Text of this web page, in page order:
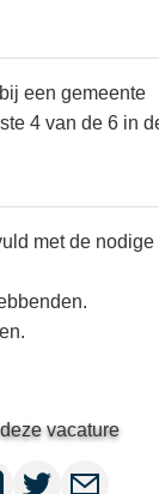
een gemeente
4 van de 6 in
met de
vacature